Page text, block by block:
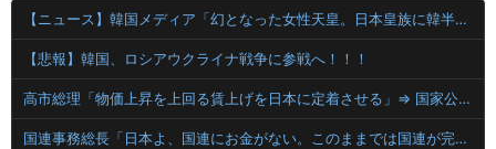
【ニュース】韓国メディア「幻となった女性天皇。日本皇族に韓半島の男の血が入る可能性がゼロに・・・」
【悲報】韓国、ロシアウクライナ戦争に参戦へ！！！
高市総理「物価上昇を上回る賃上げを日本に定着させる」⇒ 国家公務員月給3.51％増へ
国連事務総長「日本よ、国連にお金がない。このままでは国連が完全崩壊する。助けろ」